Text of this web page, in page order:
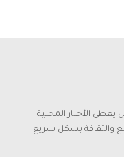
الأخبار المحلية
والثقافة بشكل سريع